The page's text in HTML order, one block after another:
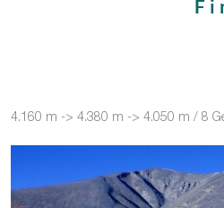
4.160 m -> 4.380 m -> 4.050 m / 8